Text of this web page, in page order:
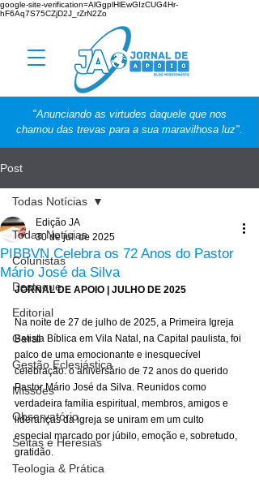
google-site-verification=AlGgplHlEwGIzCUG4Hr-
hF6Aq7S75CZjD2J_rZrN2Zo
"Anunciando as virtudes daquele que nos
chamou das trevas para a sua maravilhosa luz".
Post
Todas Notícias
Colunistas
Destaque
Editorial
Geral
Gestão Eclesiástica
Missões
Observatório
Seitas e Heresias
Teologia & Prática
Todas Notícias
PIBBVN Celebra os 72 Anos do Pastor
Mário José da Silva
Edição JA
30 de jul. de 2025
JORNAL DE APOIO | JULHO DE 2025
Na noite de 27 de julho de 2025, a Primeira Igreja
Batista Bíblica em Vila Natal, na Capital paulista, foi
palco de uma emocionante e inesquecível
celebração: o aniversário de 72 anos do querido
Pastor Mário José da Silva. Reunidos como
verdadeira família espiritual, membros, amigos e
lideranças da igreja se uniram em um culto
especial marcado por júbilo, emoção e, sobretudo,
gratidão.